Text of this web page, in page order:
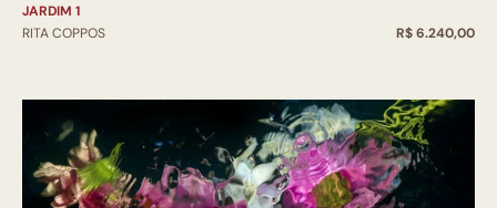
JARDIM 1
RITA COPPOS
R$ 6.240,00